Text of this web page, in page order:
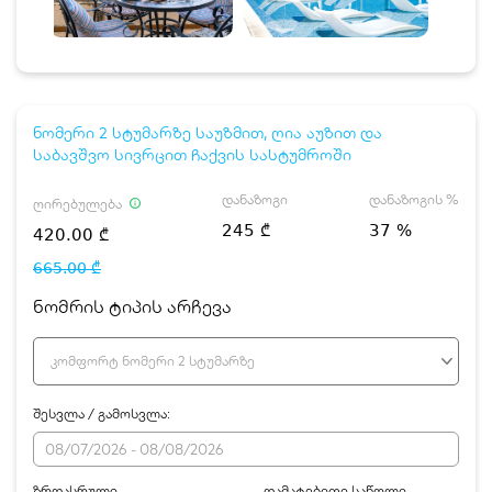
ნომერი 2 სტუმარზე საუზმით, ღია აუზით და
საბავშვო სივრცით ჩაქვის სასტუმროში
ღირებულება
420.00 ₾
665.00 ₾
დანაზოგი
245 ₾
დანაზოგის %
37 %
ნომრის ტიპის არჩევა
კომფორტ ნომერი 2 სტუმარზე
შესვლა / გამოსვლა: